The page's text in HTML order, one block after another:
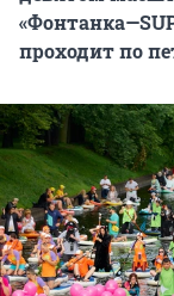
«Фонтанка—
проходит по